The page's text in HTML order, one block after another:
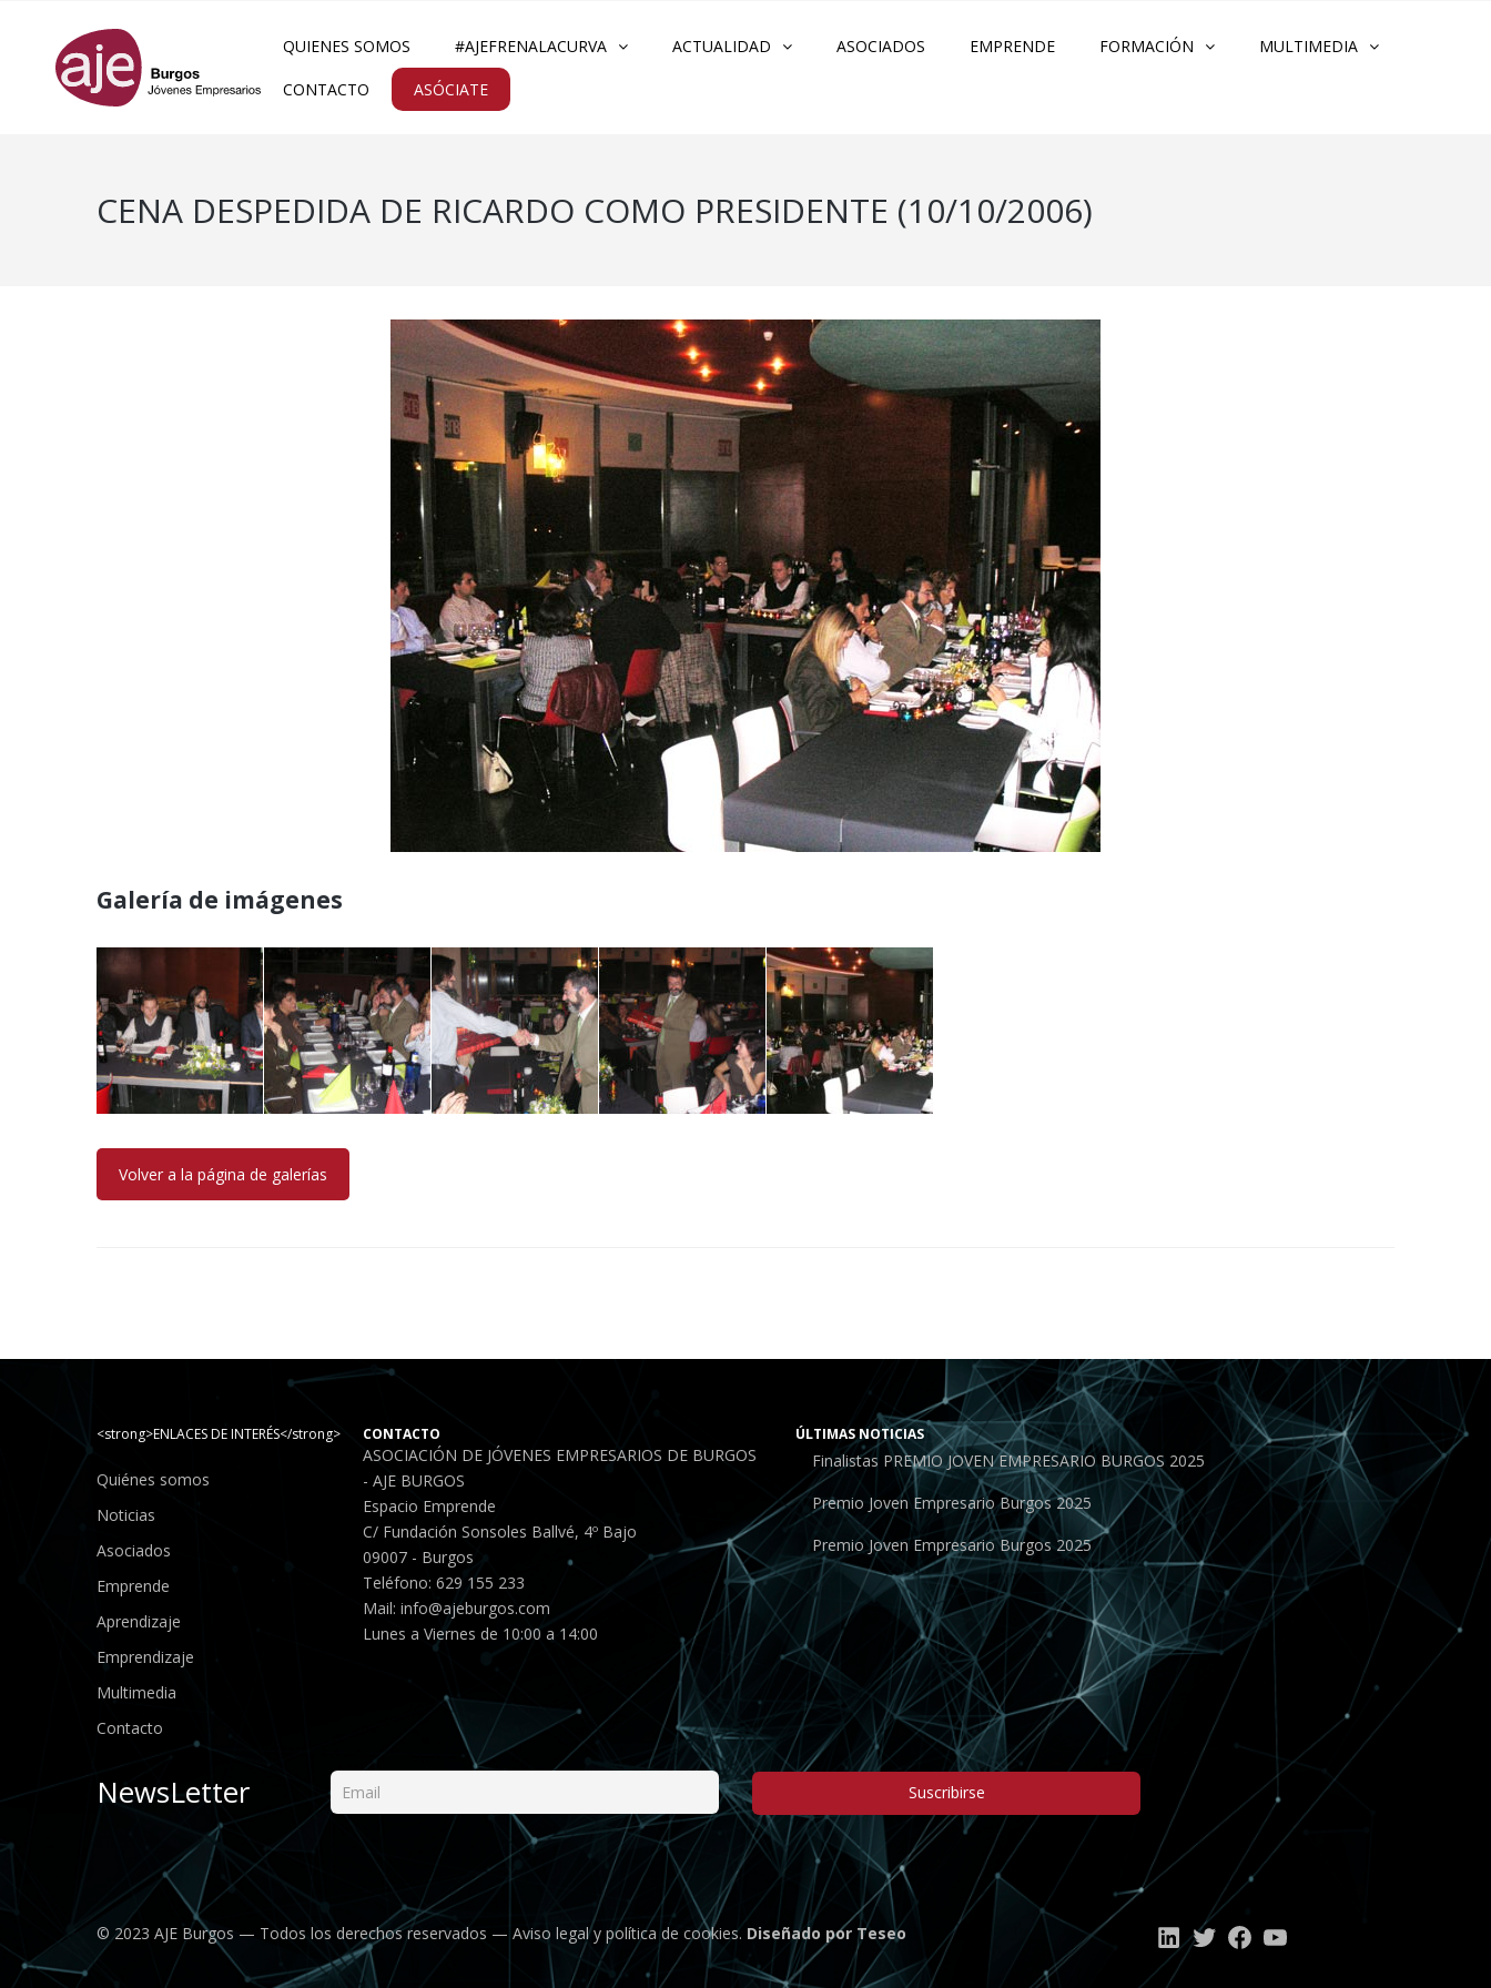
QUIENES SOMOS #AJEFRENALACURVA ACTUALIDAD ASOCIADOS EMPRENDE FORMACIÓN MULTIMEDIA
CONTACTO ASÓCIATE
CENA DESPEDIDA DE RICARDO COMO PRESIDENTE (10/10/2006)
Galería de imágenes
Volver a la página de galerías
<strong>ENLACES DE INTERÉS</strong>
Quiénes somos
Noticias
Asociados
Emprende
Aprendizaje
Emprendizaje
Multimedia
Contacto
CONTACTO
ASOCIACIÓN DE JÓVENES EMPRESARIOS DE BURGOS
- AJE BURGOS
Espacio Emprende
C/ Fundación Sonsoles Ballvé, 4º Bajo
09007 - Burgos
Teléfono: 629 155 233
Mail: info@ajeburgos.com
Lunes a Viernes de 10:00 a 14:00
ÚLTIMAS NOTICIAS
Finalistas PREMIO JOVEN EMPRESARIO BURGOS 2025
Premio Joven Empresario Burgos 2025
Premio Joven Empresario Burgos 2025
NewsLetter Suscribirse
© 2023 AJE Burgos — Todos los derechos reservados — Aviso legaly política de cookies. Diseñado por Teseo